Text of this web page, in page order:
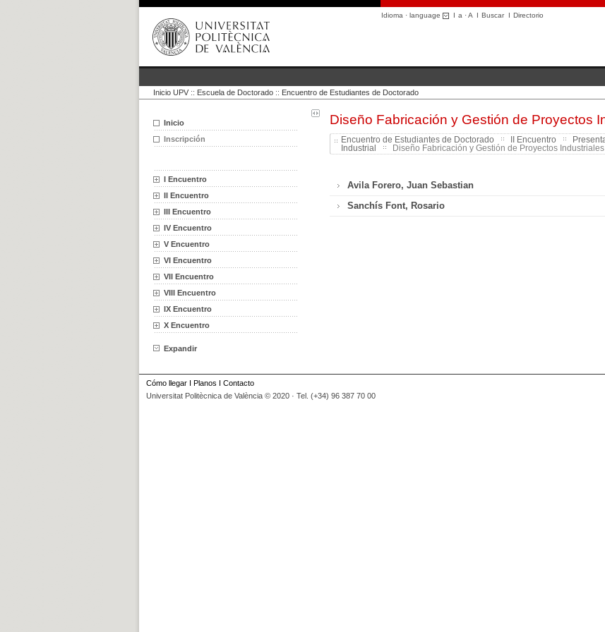
Idioma · language I a ·A I BuscarI Directorio
Inicio UPV :: Escuela de Doctorado :: Encuentro de Estudiantes de Doctorado
Inicio
Inscripción
I Encuentro
II Encuentro
III Encuentro
IV Encuentro
V Encuentro
VI Encuentro
VII Encuentro
VIII Encuentro
IX Encuentro
X Encuentro
Expandir
Diseño Fabricación y Gestión de Proyectos
Encuentro de Estudiantes de Doctorado II Encuentro
Industrial
Diseño Fabricación y Gestión de Proyectos Industriales
Avila Forero, Juan Sebastian
Sanchís Font, Rosario
Cómo llegar I Planos I Contacto
Universitat Politècnica de València © 2020 · Tel. (+34) 96 387 70 00